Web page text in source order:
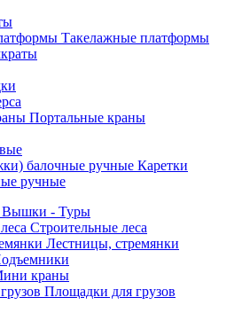
Такелажные платформы
Портальные краны
Каретки
ручные
Вышки - Туры
Строительные леса
Лестницы, стремянки
краны
Площадки для грузов